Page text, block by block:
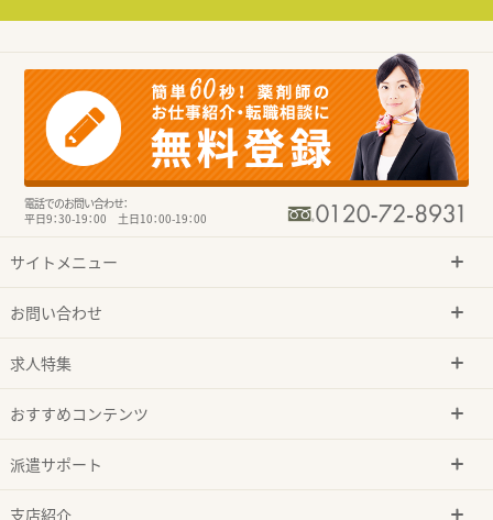
電話でのお問い合わせ：
平日9：30-19：00 土日10：00-19：00
サイトメニュー
お問い合わせ
求人特集
おすすめコンテンツ
派遣サポート
支店紹介